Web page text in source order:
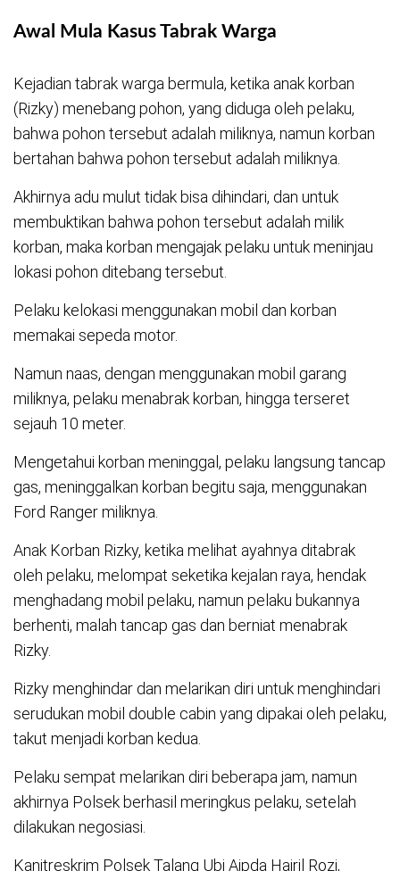
Awal Mula Kasus Tabrak Warga
Kejadian tabrak warga bermula, ketika anak korban
(Rizky) menebang pohon, yang diduga oleh pelaku,
bahwa pohon tersebut adalah miliknya, namun korban
bertahan bahwa pohon tersebut adalah miliknya.
Akhirnya adu mulut tidak bisa dihindari, dan untuk
membuktikan bahwa pohon tersebut adalah milik
korban, maka korban mengajak pelaku untuk meninjau
lokasi pohon ditebang tersebut.
Pelaku kelokasi menggunakan mobil dan korban
memakai sepeda motor.
Namun naas, dengan menggunakan mobil garang
miliknya, pelaku menabrak korban, hingga terseret
sejauh 10 meter.
Mengetahui korban meninggal, pelaku langsung tancap
gas, meninggalkan korban begitu saja, menggunakan
Ford Ranger miliknya.
Anak Korban Rizky, ketika melihat ayahnya ditabrak
oleh pelaku, melompat seketika kejalan raya, hendak
menghadang mobil pelaku, namun pelaku bukannya
berhenti, malah tancap gas dan berniat menabrak
Rizky.
Rizky menghindar dan melarikan diri untuk menghindari
serudukan mobil double cabin yang dipakai oleh pelaku,
takut menjadi korban kedua.
Pelaku sempat melarikan diri beberapa jam, namun
akhirnya Polsek berhasil meringkus pelaku, setelah
dilakukan negosiasi.
Kanitreskrim Polsek Talang Ubi Aipda Hairil Rozi,